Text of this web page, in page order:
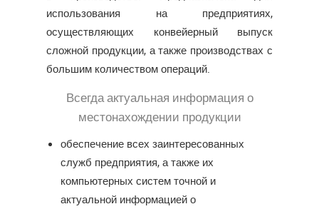
использования на предприятиях,
осуществляющих конвейерный выпуск
сложной продукции, а также производствах с
большим количеством операций.
Всегда актуальная информация о
местонахождении продукции
обеспечение всех заинтересованных
служб предприятия, а также их
компьютерных систем точной и
актуальной информацией о